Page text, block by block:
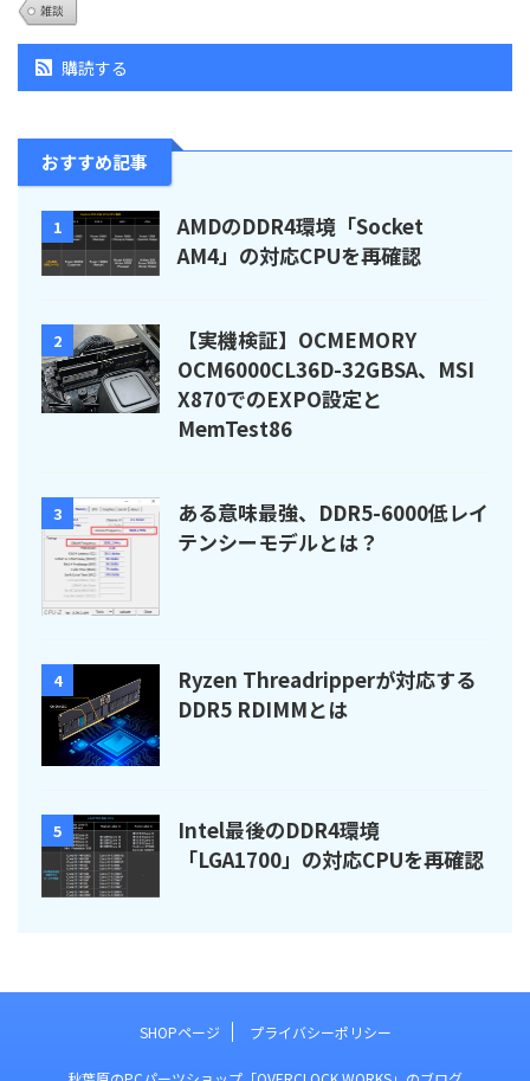
雑談
購読する
おすすめ記事
1
AMDのDDR4環境「Socket
AM4」の対応CPUを再確認
2
【実機検証】OCMEMORY
OCM6000CL36D-32GBSA、MSI
X870でのEXPO設定と
MemTest86
3
ある意味最強、DDR5-6000低レイ
テンシーモデルとは？
4
Ryzen Threadripperが対応する
DDR5 RDIMMとは
5
Intel最後のDDR4環境
「LGA1700」の対応CPUを再確認
SHOPページ プライバシーポリシー